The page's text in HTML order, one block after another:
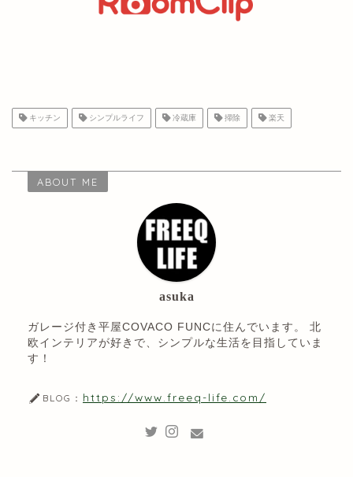
キッチン シンプルライフ 冷蔵庫 掃除 楽天
ABOUT ME
asuka
ガレージ付き平屋COVACO FUNCに住んでいます。 北
欧インテリアが好きで、シンプルな生活を目指していま
す！
BLOG： https://www.freeq-life.com/